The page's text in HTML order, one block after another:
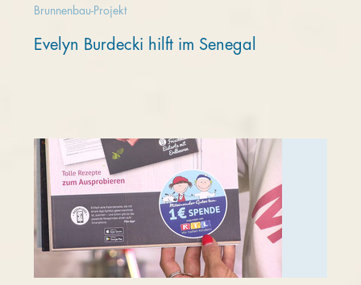
Brunnenbau-Projekt
Evelyn Burdecki hilft im Senegal